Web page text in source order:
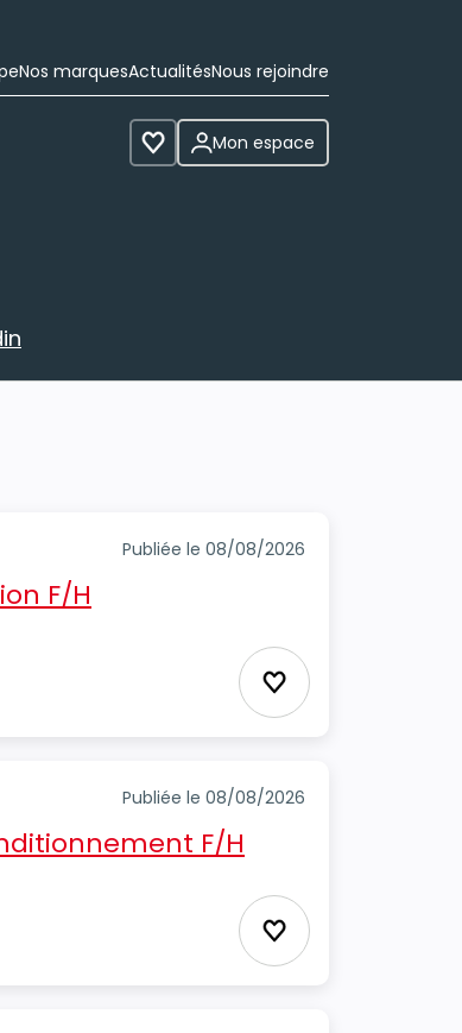
Nos marquesActualitésNous rejoindre
Voir les favoris
Mon espace
profil Linkedin
Publiée le 08/08/2026
F/H
Ajouter aux
Publiée le 08/08/2026
F/H
Ajouter aux